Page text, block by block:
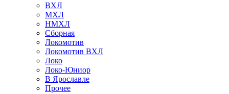
ВХЛ
МХЛ
НМХЛ
Сборная
Локомотив
Локомотив ВХЛ
Локо
Локо-Юниор
В Ярославле
Прочее